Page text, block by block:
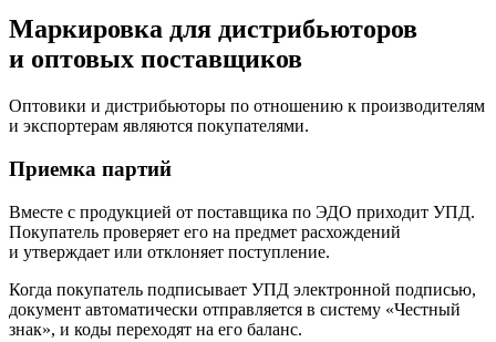
Маркировка для дистрибьюторов
и оптовых поставщиков
Оптовики и дистрибьюторы по отношению к производителям
и экспортерам являются покупателями.
Приемка партий
Вместе с продукцией от поставщика по ЭДО приходит УПД.
Покупатель проверяет его на предмет расхождений
и утверждает или отклоняет поступление.
Когда покупатель подписывает УПД электронной подписью,
документ автоматически отправляется в систему «Честный
знак», и коды переходят на его баланс.